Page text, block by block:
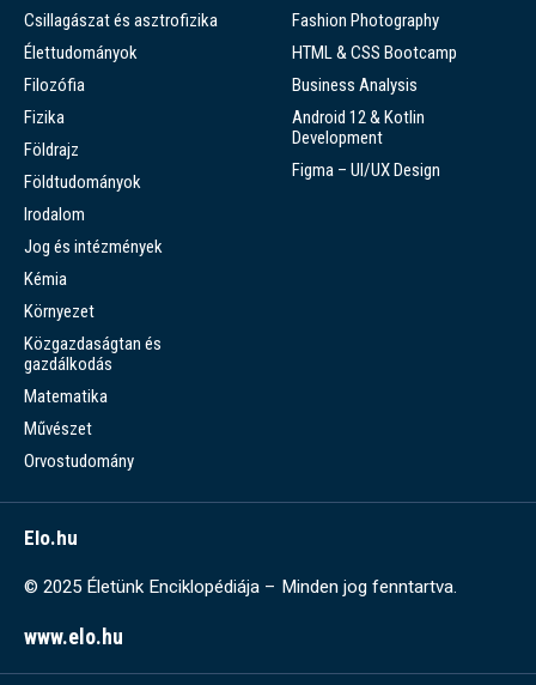
Csillagászat és asztrofizika
Élettudományok
Filozófia
Fizika
Földrajz
Földtudományok
Irodalom
Jog és intézmények
Kémia
Környezet
Közgazdaságtan és
gazdálkodás
Matematika
Művészet
Orvostudomány
Fashion Photography
HTML & CSS Bootcamp
Business Analysis
Android 12 & Kotlin
Development
Figma – UI/UX Design
Elo.hu
© 2025 Életünk Enciklopédiája – Minden jog fenntartva.
www.elo.hu